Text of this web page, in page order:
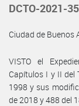
DCTO-2021-
Ciudad de Buenos
VISTO el
Capítulos I y II del
1998 y sus
de 2018 y 488 del